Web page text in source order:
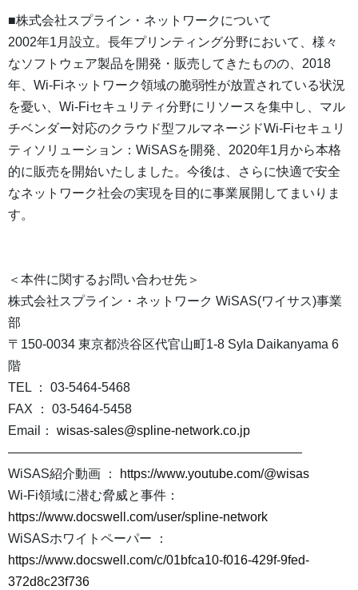
■株式会社スプライン・ネットワークについて
2002年1月設立。長年プリンティング分野において、様々
なソフトウェア製品を開発・販売してきたものの、2018
年、Wi-Fiネットワーク領域の脆弱性が放置されている状況
を憂い、Wi-Fiセキュリティ分野にリソースを集中し、マル
チベンダー対応のクラウド型フルマネージドWi-Fiセキュリ
ティソリューション：WiSASを開発、2020年1月から本格
的に販売を開始いたしました。今後は、さらに快適で安全
なネットワーク社会の実現を目的に事業展開してまいりま
す。
＜本件に関するお問い合わせ先＞
株式会社スプライン・ネットワーク WiSAS(ワイサス)事業
部
〒150-0034 東京都渋谷区代官山町1-8 Syla Daikanyama 6
階
TEL ： 03-5464-5468
FAX ： 03-5464-5458
Email： wisas-sales@spline-network.co.jp
―――――――――――――――――――――――
WiSAS紹介動画 ：
https://www.youtube.com/@wisas
Wi-Fi領域に潜む脅威と事件：
https://www.docswell.com/user/spline-network
WiSASホワイトペーパー ：
https://www.docswell.com/c/01bfca10-f016-429f-9fed-
372d8c23f736